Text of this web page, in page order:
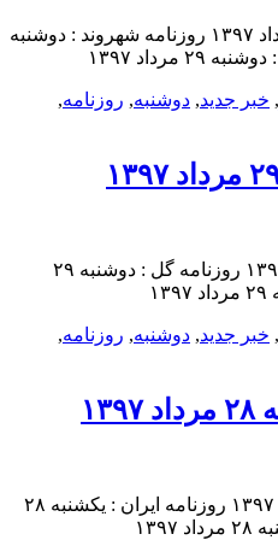
روزنامه شهروند : دوشنبه ۲۹ مرداد ۱۳۹۷ روزنامه شهروند : دوشنبه
, خبر جدید, دوشنبه, روزنامه,
روزنامه گل : دوشنبه ۲۹ مرداد ۱۳۹۷ روزنامه گل : دوشنبه ۲۹
, خبر جدید, دوشنبه, روزنامه,
روزنامه ایران : یکشنبه‌ ۲۸ مرداد ۱۳۹۷ روزنامه ایران : یکشنبه‌ ۲۸